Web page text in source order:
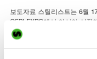
보도자료 스틸리스트는 6월
CSPI-EXPO에서 아시아 시장
시할 예정입니다. 여러 XTR
(QuantumConnect)의 첫 일